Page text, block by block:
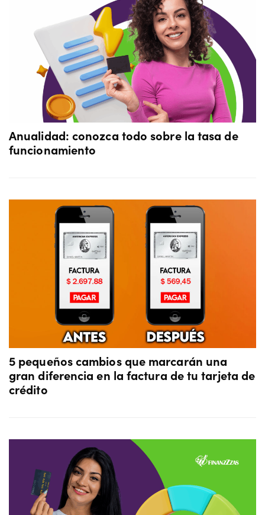
Anualidad: conozca todo sobre la tasa de
funcionamiento
5 pequeños cambios que marcarán una
gran diferencia en la factura de tu tarjeta de
crédito